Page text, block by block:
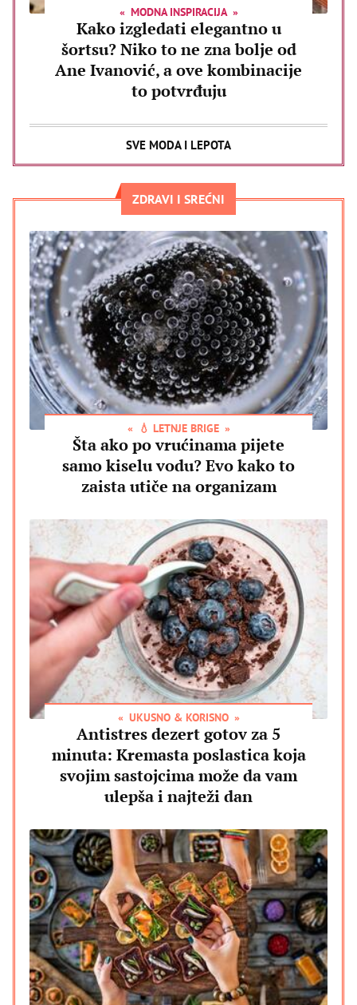
MODNA INSPIRACIJA
Kako izgledati elegantno u
šortsu? Niko to ne zna bolje od
Ane Ivanović, a ove kombinacije
to potvrđuju
SVE MODA I LEPOTA
ZDRAVI I SREĆNI
💧 LETNJE BRIGE
Šta ako po vrućinama pijete
samo kiselu vodu? Evo kako to
zaista utiče na organizam
UKUSNO & KORISNO
Antistres dezert gotov za 5
minuta: Kremasta poslastica koja
svojim sastojcima može da vam
ulepša i najteži dan